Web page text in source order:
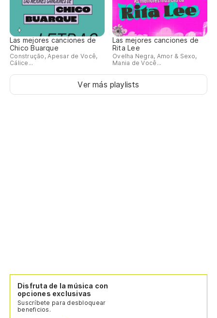
Las mejores canciones de
Chico Buarque
Construção, Apesar de Você,
Cálice...
Las mejores canciones de
Rita Lee
Ovelha Negra, Amor & Sexo,
Mania de Você...
Ver más playlists
Disfruta de la música con
opciones exclusivas
Suscríbete para desbloquear
beneficios.